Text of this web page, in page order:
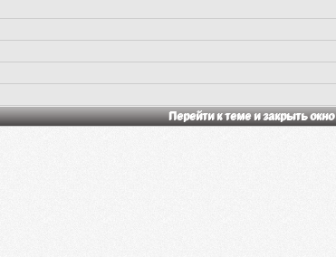
Перейти к теме и закрыть окно